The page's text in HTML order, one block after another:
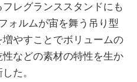
レグランススタンドにも
ォルムが宙を舞う吊り型
やすことでボリュームの
などの素材の特性を生か
た。